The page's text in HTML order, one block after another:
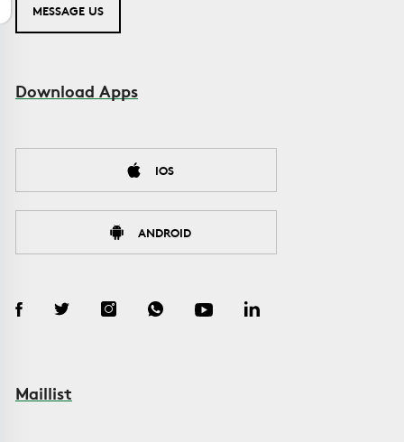
MESSAGE US
Download Apps
IOS
ANDROID
Maillist